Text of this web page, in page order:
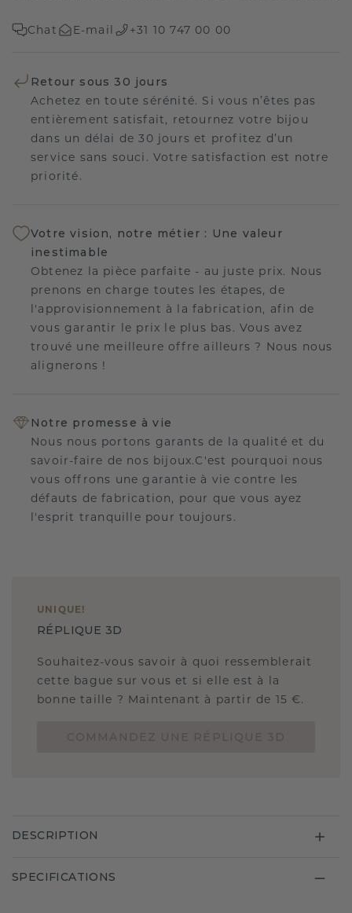
Chat E-mail +31 10 747 00 00
Retour sous 30 jours
Achetez en toute sérénité. Si vous n’êtes pas
entièrement satisfait, retournez votre bijou
dans un délai de 30 jours et profitez d’un
service sans souci. Votre satisfaction est notre
priorité.
Votre vision, notre métier : Une valeur
inestimable
Obtenez la pièce parfaite - au juste prix. Nous
prenons en charge toutes les étapes, de
l'approvisionnement à la fabrication, afin de
vous garantir le prix le plus bas. Vous avez
trouvé une meilleure offre ailleurs ? Nous nous
alignerons !
Notre promesse à vie
Nous nous portons garants de la qualité et du
savoir-faire de nos bijoux.C'est pourquoi nous
vous offrons une garantie à vie contre les
défauts de fabrication, pour que vous ayez
l'esprit tranquille pour toujours.
UNIQUE !
RÉPLIQUE 3D
Souhaitez-vous savoir à quoi ressemblerait
cette bague sur vous et si elle est à la
bonne taille ? Maintenant à partir de 15 €.
DESCRIPTION
SPECIFICATIONS